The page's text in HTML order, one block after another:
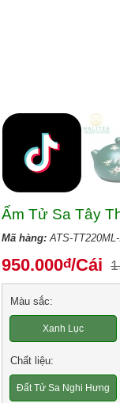
Ấm Tử Sa Tây
Mã hàng:ATS-
950.000đ/Cái
Màu sắc:
Xanh Lục
Chất liệu:
Đất Tử Sa Nghi Hưng